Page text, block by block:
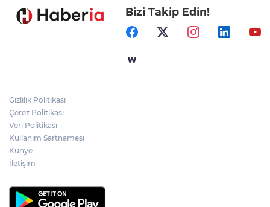
Genel Sekreter Dr. Baraçlı’dan Gölcük’teki
projelere yakın takip
Bursa İnegöl'de Alanyurt Yüzme
Bizi Takip Edin!
Gizlilik Politikası
Çerez Politikası
Veri Politikası
Kullanım Şartnamesi
Künye
İletişim